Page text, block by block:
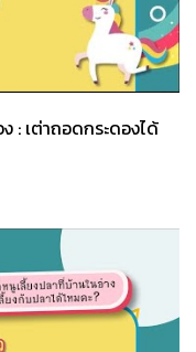
: เต่าถอดกระดองได้